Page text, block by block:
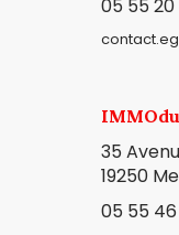
05 55 20
35
19250
05 55 46